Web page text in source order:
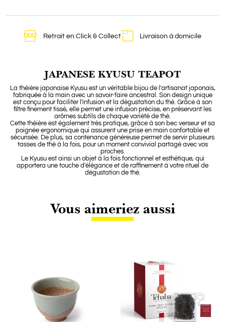
Retrait en Click & Collect Livraison à domicile
JAPANESE KYUSU TEAPOT
La théière japonaise Kyusu est un véritable bijou de l'artisanat japonais,
fabriquée à la main avec un savoir-faire ancestral. Son design unique
est conçu pour faciliter l'infusion et la dégustation du thé. Grâce à son
filtre finement tissé, elle permet une infusion précise, en préservant les
arômes subtils de chaque variété de thé.
Cette théière est également très pratique, grâce à son bec verseur et sa
poignée ergonomique qui assurent une prise en main confortable et
sécurisée. De plus, sa contenance généreuse permet de servir plusieurs
tasses de thé à la fois, pour un moment convivial partagé avec vos
proches.
Le Kyusu est ainsi un objet à la fois fonctionnel et esthétique, qui
apportera une touche d'élégance et de raffinement à votre rituel de
dégustation de thé.
Vous aimeriez aussi